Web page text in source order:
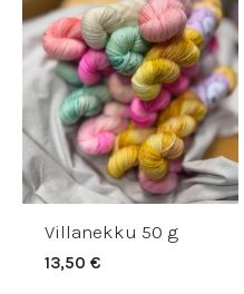
Villanekku 50 g
13,50€